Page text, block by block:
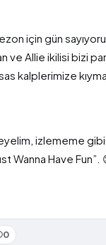
için gün
ve Allie ikilisi bizi
kalplerimize
izlememe gibi
Wanna Have Fun”.
0